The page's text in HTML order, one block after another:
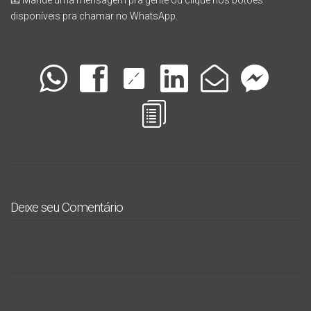
disponíveis pra chamar no WhatsApp
Deixe seu Comentário